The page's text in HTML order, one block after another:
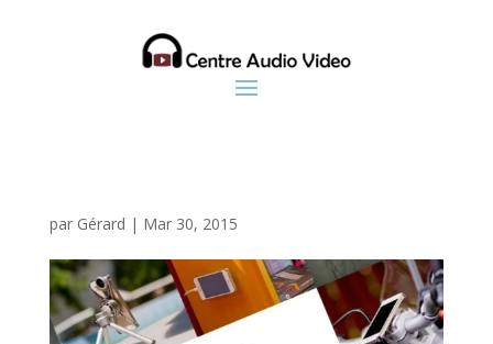
par Gérard | Mar 30, 2015